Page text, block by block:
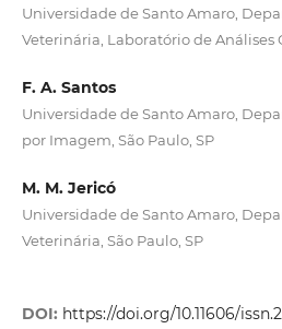
Universidade de Santo Amaro,
Veterinária, Laboratório de Análises
F. A. Santos
Universidade de Santo Amaro,
por Imagem, São Paulo, SP
M. M. Jericó
Universidade de Santo Amaro,
Veterinária, São Paulo, SP
DOI: https://doi.org/10.11606/